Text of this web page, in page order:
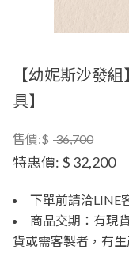
【幼妮斯沙發
具】
售價:$ 36,700
特惠價: $ 32,200
下單前請洽LINE
商品交期：有現
貨或需客製者，有